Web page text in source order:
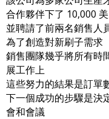
合作夥伴下了 10,000
並聘請了前兩名銷售人
為了創造對新刷子需求
銷售團隊幾乎將所有時
展工作上
這些努力的結果是訂單
下一個成功的步驟是決
會和會議